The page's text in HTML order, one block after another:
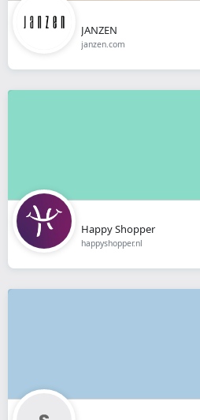
JANZEN
janzen.com
Happy Shopper
happyshopper.nl